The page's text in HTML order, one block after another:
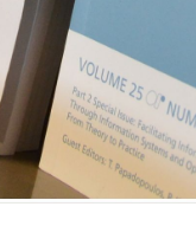
de manuales